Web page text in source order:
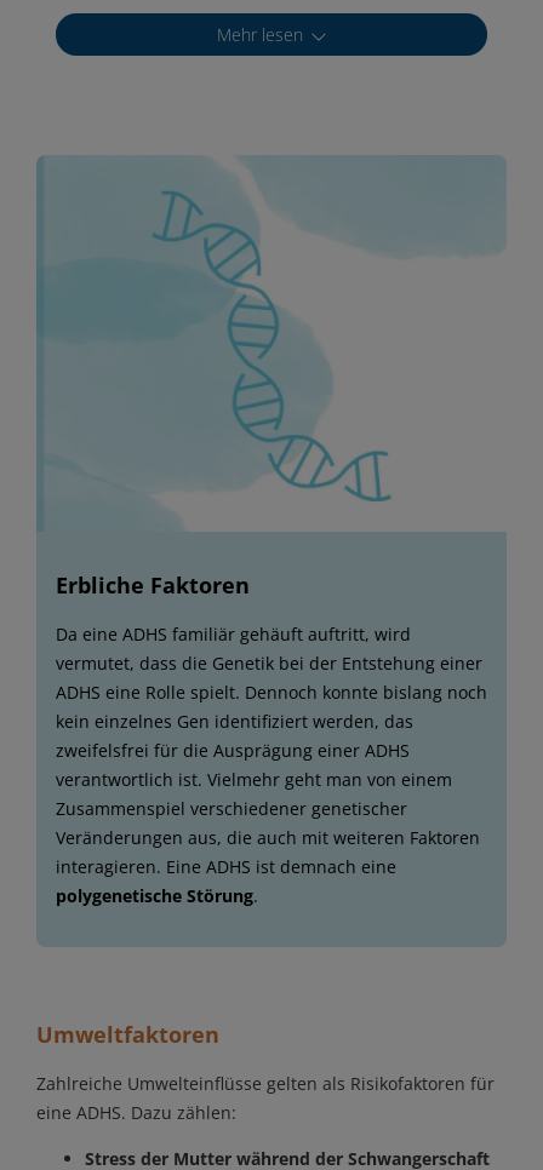
Mehr lesen
Erbliche Faktoren
Da eine ADHS familiär gehäuft auftritt, wird
vermutet, dass die Genetik bei der Entstehung einer
ADHS eine Rolle spielt. Dennoch konnte bislang noch
kein einzelnes Gen identifiziert werden, das
zweifelsfrei für die Ausprägung einer ADHS
verantwortlich ist. Vielmehr geht man von einem
Zusammenspiel verschiedener genetischer
Veränderungen aus, die auch mit weiteren Faktoren
interagieren. Eine ADHS ist demnach eine
polygenetische Störung.
Umweltfaktoren
Zahlreiche Umwelteinflüsse gelten als Risikofaktoren für
eine ADHS. Dazu zählen:
Stress der Mutter während der Schwangerschaft